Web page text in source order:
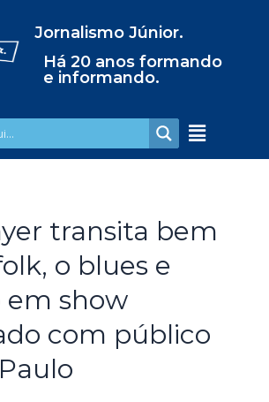
Jornalismo Júnior.
Há 20 anos formando
e informando.
transita bem
o blues e
em show
com público